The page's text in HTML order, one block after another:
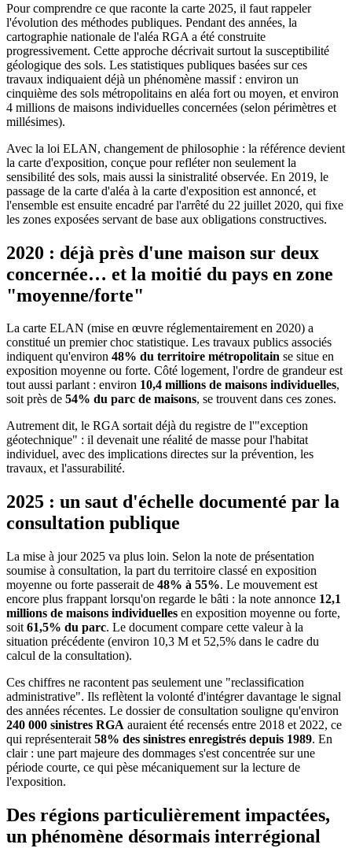
Pour comprendre ce que raconte la carte 2025, il faut rappeler
l'évolution des méthodes publiques. Pendant des années, la
cartographie nationale de l'aléa RGA a été construite
progressivement. Cette approche décrivait surtout la susceptibilité
géologique des sols. Les statistiques publiques basées sur ces
travaux indiquaient déjà un phénomène massif : environ un
cinquième des sols métropolitains en aléa fort ou moyen, et environ
4 millions de maisons individuelles concernées (selon périmètres et
millésimes).
Avec la loi ELAN, changement de philosophie : la référence devient
la carte d'exposition, conçue pour refléter non seulement la
sensibilité des sols, mais aussi la sinistralité observée. En 2019, le
passage de la carte d'aléa à la carte d'exposition est annoncé, et
l'ensemble est ensuite encadré par l'arrêté du 22 juillet 2020, qui fixe
les zones exposées servant de base aux obligations constructives.
2020 : déjà près d'une maison sur deux
concernée… et la moitié du pays en zone
"moyenne/forte"
La carte ELAN (mise en œuvre réglementairement en 2020) a
constitué un premier choc statistique. Les travaux publics associés
indiquent qu'environ 48% du territoire métropolitain se situe en
exposition moyenne ou forte. Côté logement, l'ordre de grandeur est
tout aussi parlant : environ 10,4 millions de maisons individuelles,
soit près de 54% du parc de maisons, se trouvent dans ces zones.
Autrement dit, le RGA sortait déjà du registre de l'"exception
géotechnique" : il devenait une réalité de masse pour l'habitat
individuel, avec des implications directes sur la prévention, les
travaux, et l'assurabilité.
2025 : un saut d'échelle documenté par la
consultation publique
La mise à jour 2025 va plus loin. Selon la note de présentation
soumise à consultation, la part du territoire classé en exposition
moyenne ou forte passerait de 48% à 55%. Le mouvement est
encore plus frappant lorsqu'on regarde le bâti : la note annonce 12,1
millions de maisons individuelles en exposition moyenne ou forte,
soit 61,5% du parc. Le document compare cette valeur à la
situation précédente (environ 10,3 M et 52,5% dans le cadre du
calcul de la consultation).
Ces chiffres ne racontent pas seulement une "reclassification
administrative". Ils reflètent la volonté d'intégrer davantage le signal
des années récentes. Le dossier de consultation souligne qu'environ
240 000 sinistres RGA auraient été recensés entre 2018 et 2022, ce
qui représenterait 58% des sinistres enregistrés depuis 1989. En
clair : une part majeure des dommages s'est concentrée sur une
période courte, ce qui pèse mécaniquement sur la lecture de
l'exposition.
Des régions particulièrement impactées,
un phénomène désormais interrégional